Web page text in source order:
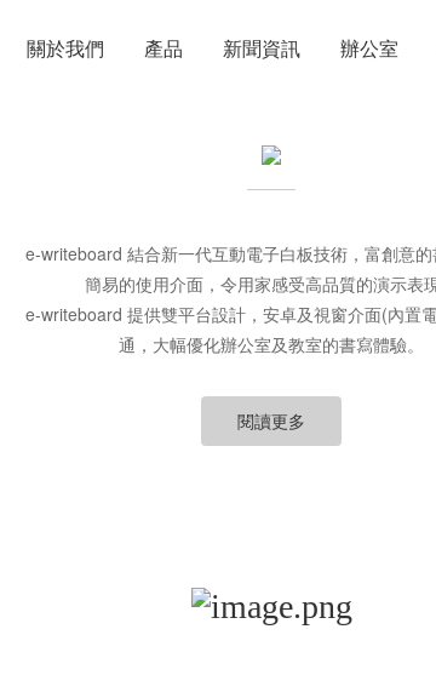
關於我們 產品 新聞資訊 辦公室
e-writeboard 結合新一代互動電子白板技術，富創意的
簡易的使用介面，令用家感受高品質的演示表現
e-writeboard 提供雙平台設計，安卓及視窗介面(內置
通，大幅優化辦公室及教室的書寫體驗。
閱讀更多